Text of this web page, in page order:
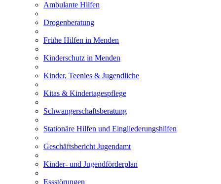
Ambulante Hilfen
Drogenberatung
Frühe Hilfen in Menden
Kinderschutz in Menden
Kinder, Teenies & Jugendliche
Kitas & Kindertagespflege
Schwangerschaftsberatung
Stationäre Hilfen und Eingliederungshilfen
Geschäftsbericht Jugendamt
Kinder- und Jugendförderplan
Essstörungen